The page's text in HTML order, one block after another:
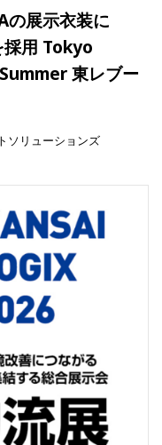
の展示衣装に
採用 Tokyo
東レブー
ソリューションズ